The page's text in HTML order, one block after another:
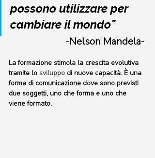
possono utilizzare per
cambiare il mondo"
-Nelson Mandela-
La formazione stimola la crescita evolutiva
tramite lo sviluppo di nuove capacità. È una
forma di comunicazione dove sono previsti
due soggetti, uno che forma e uno che
viene formato.